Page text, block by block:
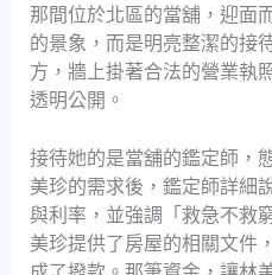
那間位於北區的當舖，迎面
的景象，而是明亮整潔的接
方，牆上掛著合法的營業執
透明公開。
接待她的是當舖的鑑定師，
美珍的需求後，鑑定師詳細
與利率，並強調「救急不救
美珍提供了房屋的相關文件